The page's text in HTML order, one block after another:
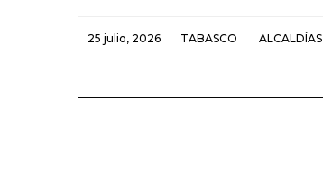
25 julio, 2026 TABASCO ALCALDÍAS